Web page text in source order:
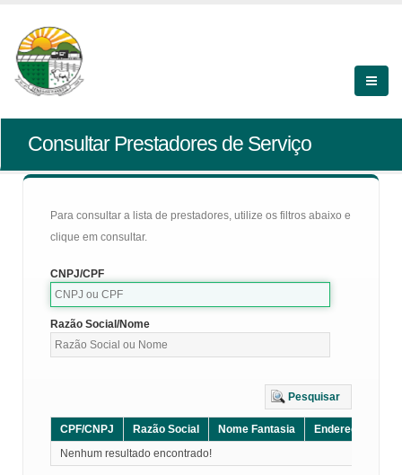
Consultar Prestadores de Serviço
Para consultar a lista de prestadores, utilize os filtros abaixo e
clique em consultar.
CNPJ/CPF
Razão Social/Nome
Pesquisar
CPF/CNPJ Razão Social Nome Fantasia Endereço
Nenhum resultado encontrado!